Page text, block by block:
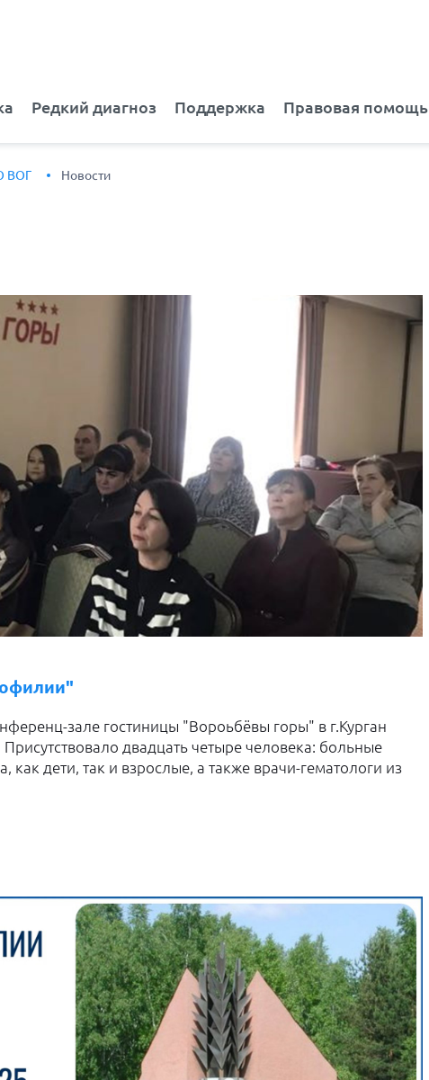
Редкий диагноз Поддержка Правовая помощь
ВОГ Новости
зале гостиницы "Вороьбёвы горы" в г.Курган
двадцать четыре человека: больные
дети, так и взрослые, а также врачи-гематологи из